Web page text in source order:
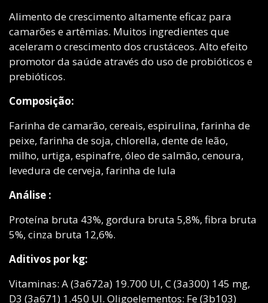
Alimento de crescimento altamente eficaz para
camarões e artêmias. Muitos ingredientes que
aceleram o crescimento dos crustáceos. Alto efeito
promotor da saúde através do uso de probióticos e
prebióticos.
Composição:
Farinha de camarão, cereais, espirulina, farinha de
peixe, farinha de soja, chlorella, dente de leão,
milho, urtiga, espinafre, óleo de salmão, cenoura,
levedura de cerveja, farinha de lula
Análise :
Proteína bruta 43%, gordura bruta 5,8%, fibra bruta
5%, cinza bruta 12,6%.
Aditivos por kg:
Vitaminas: A (3a672a) 19.700 UI, C (3a300) 145 mg,
D3 (3a671) 1.450 UI. Oligoelementos: Fe (3b103)